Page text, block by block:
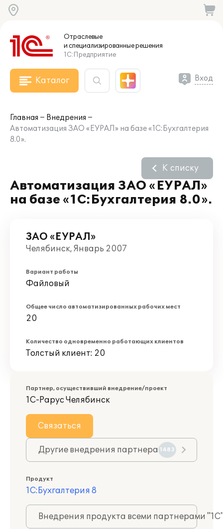
Отраслевые
и специализированныерешения
1С:Предприятие
Каталог Вход
Главная
Внедрения
Автоматизация ЗАО «ЕУРАЛ» на базе «1С:Бухгалтерия
8.0».
Автоматизация ЗАО «ЕУРАЛ»
на базе «1С:Бухгалтерия 8.0».
К списку
ЗАО «ЕУРАЛ»
Челябинск, Январь 2007
Вариант работы
Файловый
Общее число автоматизированных рабочих мест
20
Количество одновременно работающих клиентов
Толстый клиент: 20
Партнер, осуществивший внедрение/проект
1С-Рарус Челябинск
Связаться
Другие внедрения партнера 1483
Продукт
1С:Бухгалтерия 8
Внедрения продукта всеми партнерами